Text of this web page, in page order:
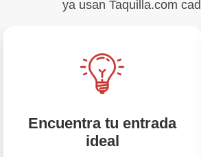
ya usan Taquilla.com
Encuentra tu entrada
ideal